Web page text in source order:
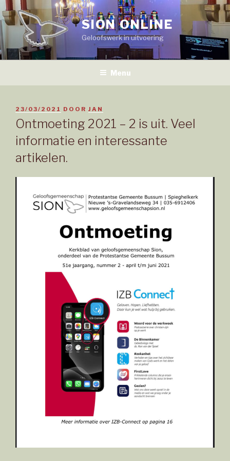
Naar
de
inhoud
springen
SION ONLINE
Geloofswerk in uitvoering
Menu
GEPLAATST
OP
23/03/2021 DOOR JAN
Ontmoeting 2021 – 2 is uit. Veel
informatie en interessante
artikelen.